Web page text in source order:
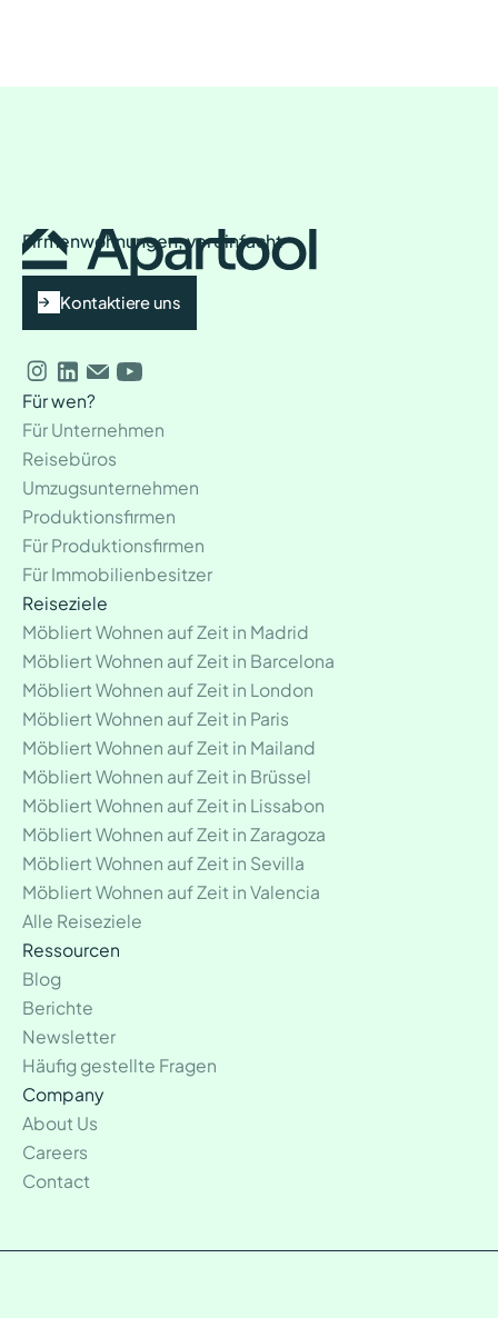
Firmenwohnungen, vereinfacht
Kontaktiere uns
Für wen?
Für Unternehmen
Reisebüros
Umzugsunternehmen
Produktionsfirmen
Für Produktionsfirmen
Für Immobilienbesitzer
Reiseziele
Möbliert Wohnen auf Zeit in Madrid
Möbliert Wohnen auf Zeit in Barcelona
Möbliert Wohnen auf Zeit in London
Möbliert Wohnen auf Zeit in Paris
Möbliert Wohnen auf Zeit in Mailand
Möbliert Wohnen auf Zeit in Brüssel
Möbliert Wohnen auf Zeit in Lissabon
Möbliert Wohnen auf Zeit in Zaragoza
Möbliert Wohnen auf Zeit in Sevilla
Möbliert Wohnen auf Zeit in Valencia
Alle Reiseziele
Ressourcen
Blog
Berichte
Newsletter
Häufig gestellte Fragen
Company
About Us
Careers
Contact